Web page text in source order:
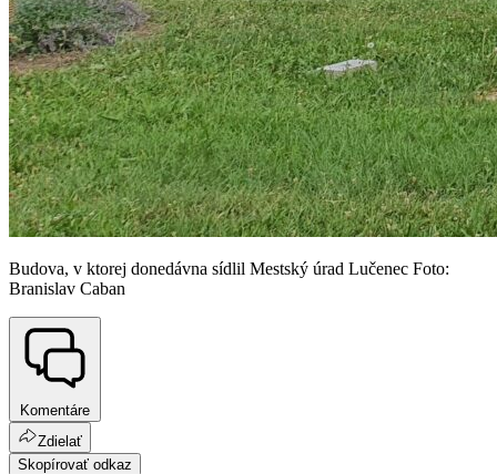
Budova, v ktorej donedávna sídlil Mestský úrad Lučenec Foto:
Branislav Caban
Komentáre
Zdielať
Skopírovať odkaz